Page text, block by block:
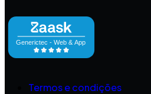
Termos e condições